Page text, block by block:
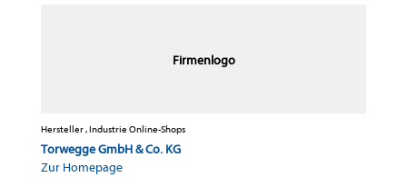
Firmenlogo
Hersteller , Industrie Online-Shops
Torwegge GmbH & Co. KG
Zur Homepage